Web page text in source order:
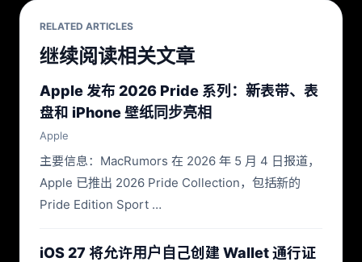
RELATED ARTICLES
继续阅读相关文章
Apple 发布 2026 Pride 系列：新表带、表
盘和 iPhone 壁纸同步亮相
Apple
主要信息：MacRumors 在 2026 年 5 月 4 日报道，
Apple 已推出 2026 Pride Collection，包括新的
Pride Edition Sport …
iOS 27 将允许用户自己创建 Wallet 通行证